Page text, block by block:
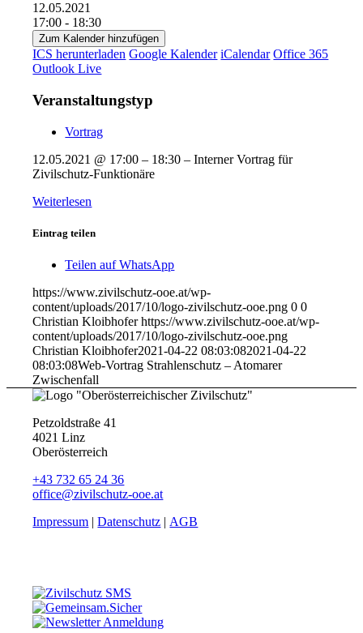
12.05.2021
17:00 - 18:30
Zum Kalender hinzufügen
ICS herunterladen Google Kalender iCalendar Office 365
Outlook Live
Veranstaltungstyp
Vortrag
12.05.2021 @ 17:00 – 18:30 – Interner Vortrag für
Zivilschutz-Funktionäre
Weiterlesen
Eintrag teilen
Teilen auf WhatsApp
https://www.zivilschutz-ooe.at/wp-
content/uploads/2017/10/logo-zivilschutz-ooe.png 0 0
Christian Kloibhofer https://www.zivilschutz-ooe.at/wp-
content/uploads/2017/10/logo-zivilschutz-ooe.png
Christian Kloibhofer2021-04-22 08:03:082021-04-22
08:03:08Web-Vortrag Strahlenschutz – Atomarer
Zwischenfall
Petzoldstraße 41
4021 Linz
Oberösterreich
+43 732 65 24 36
office@zivilschutz-ooe.at
Impressum |Datenschutz | AGB